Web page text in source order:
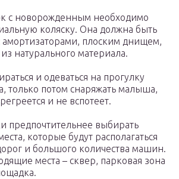
с новорожденным необходимо
коляску. Она должна быть
амортизаторами, плоским днищем,
натурального материала.
и одеваться на прогулку
только потом снаряжать малыша,
и не вспотеет.
предпочтительнее выбирать
которые будут располагаться
и большого количества машин.
места – сквер, парковая зона